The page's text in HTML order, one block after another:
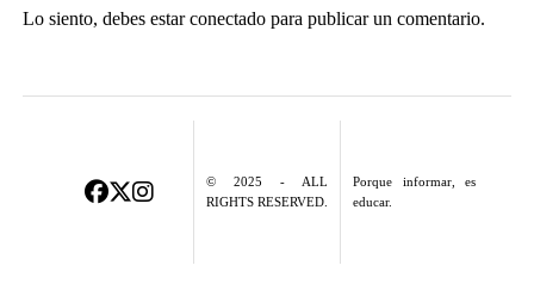
Lo siento, debes estarconectadopara publicar un comentario.
© 2025 - ALL
RIGHTS RESERVED.
Porque informar, es
educar.